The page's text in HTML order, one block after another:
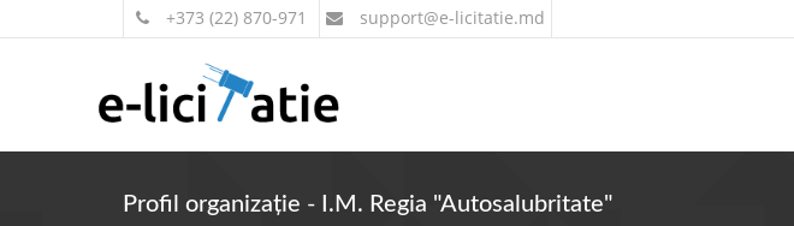
+373 (22) 870-971 support@e-licitatie.md
Profil organizație - I.M. Regia "Autosalubritate"